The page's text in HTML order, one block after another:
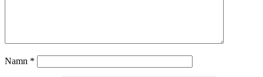
Namn *